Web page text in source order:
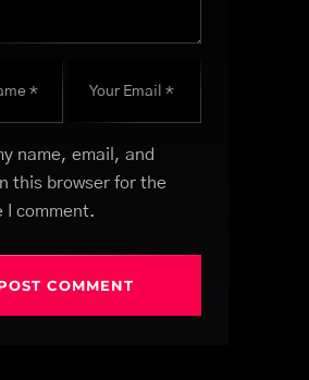
name, email, and
this browser for the
I comment.